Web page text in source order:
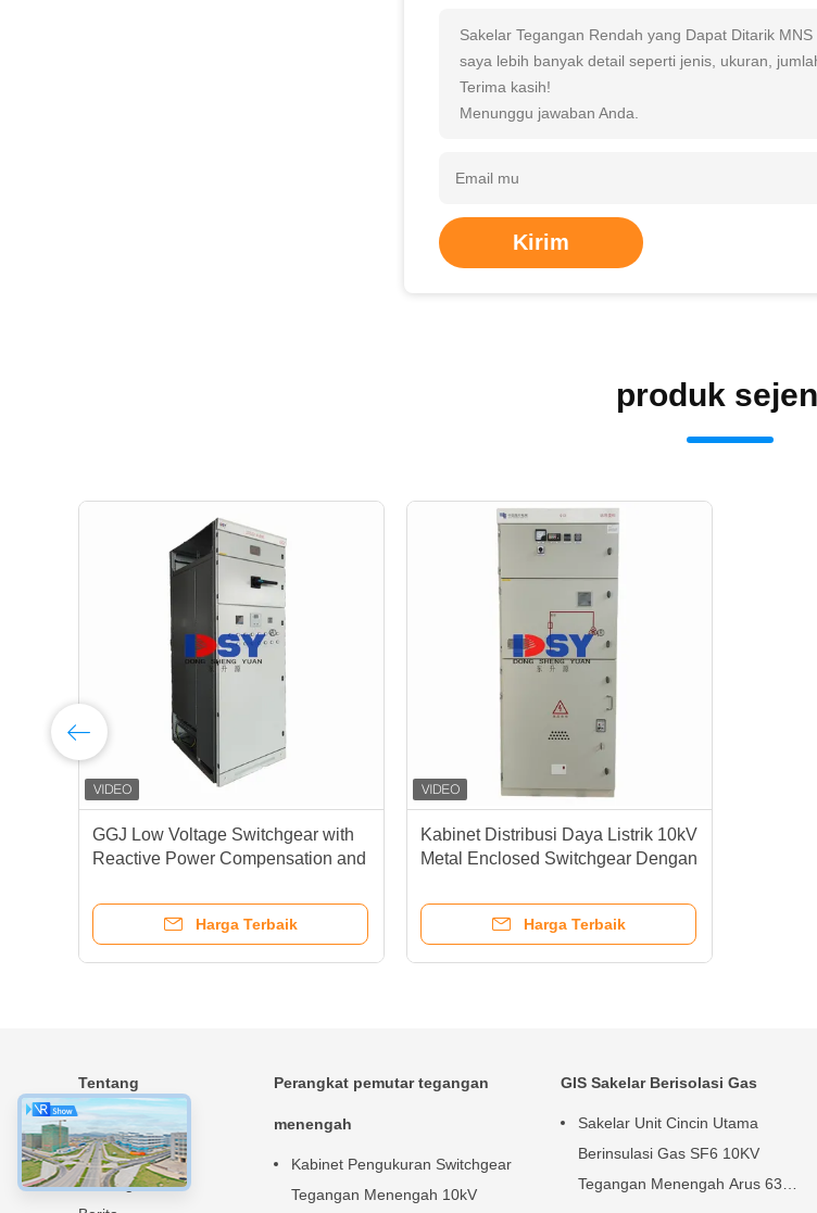
Sakelar Tegangan Rendah yang Dapat Ditarik
saya lebih banyak detail seperti jenis, ukuran,
Terima kasih!
Menunggu jawaban Anda.
Kirim
produk
GGJ Low Voltage Switchgear with
Reactive Power Compensation and
Precision Capacitance Matching
Harga Terbaik
Kabinet Distribusi Daya Listrik 10kV
Metal Enclosed Switchgear Dengan
Harga Terbaik
Tentang
Rumah
Produk
Tentang kita
Perangkat pemutar tegangan
menengah
Kabinet Pengukuran Switchgear
Tegangan Menengah 10kV
GIS Sakelar Berisolasi Gas
Sakelar Unit Cincin Utama
Berinsulasi Gas SF6 10KV
Tegangan Menengah Arus 630A